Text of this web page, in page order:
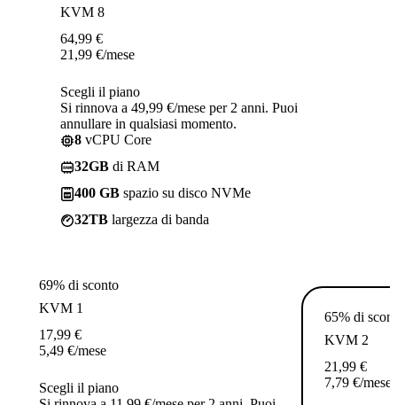
KVM 8
64,99 €
21,99 €/mese
Scegli il piano
Si rinnova a 49,99 €/mese per 2 anni. Puoi
annullare in qualsiasi momento.
8 vCPU Core
32GB di RAM
400 GB spazio su disco NVMe
32TB largezza di banda
69% di sconto
KVM 1
17,99 €
5,49 €/mese
Scegli il piano
65% di
KVM 2
21,99 €
7,79 €/mese